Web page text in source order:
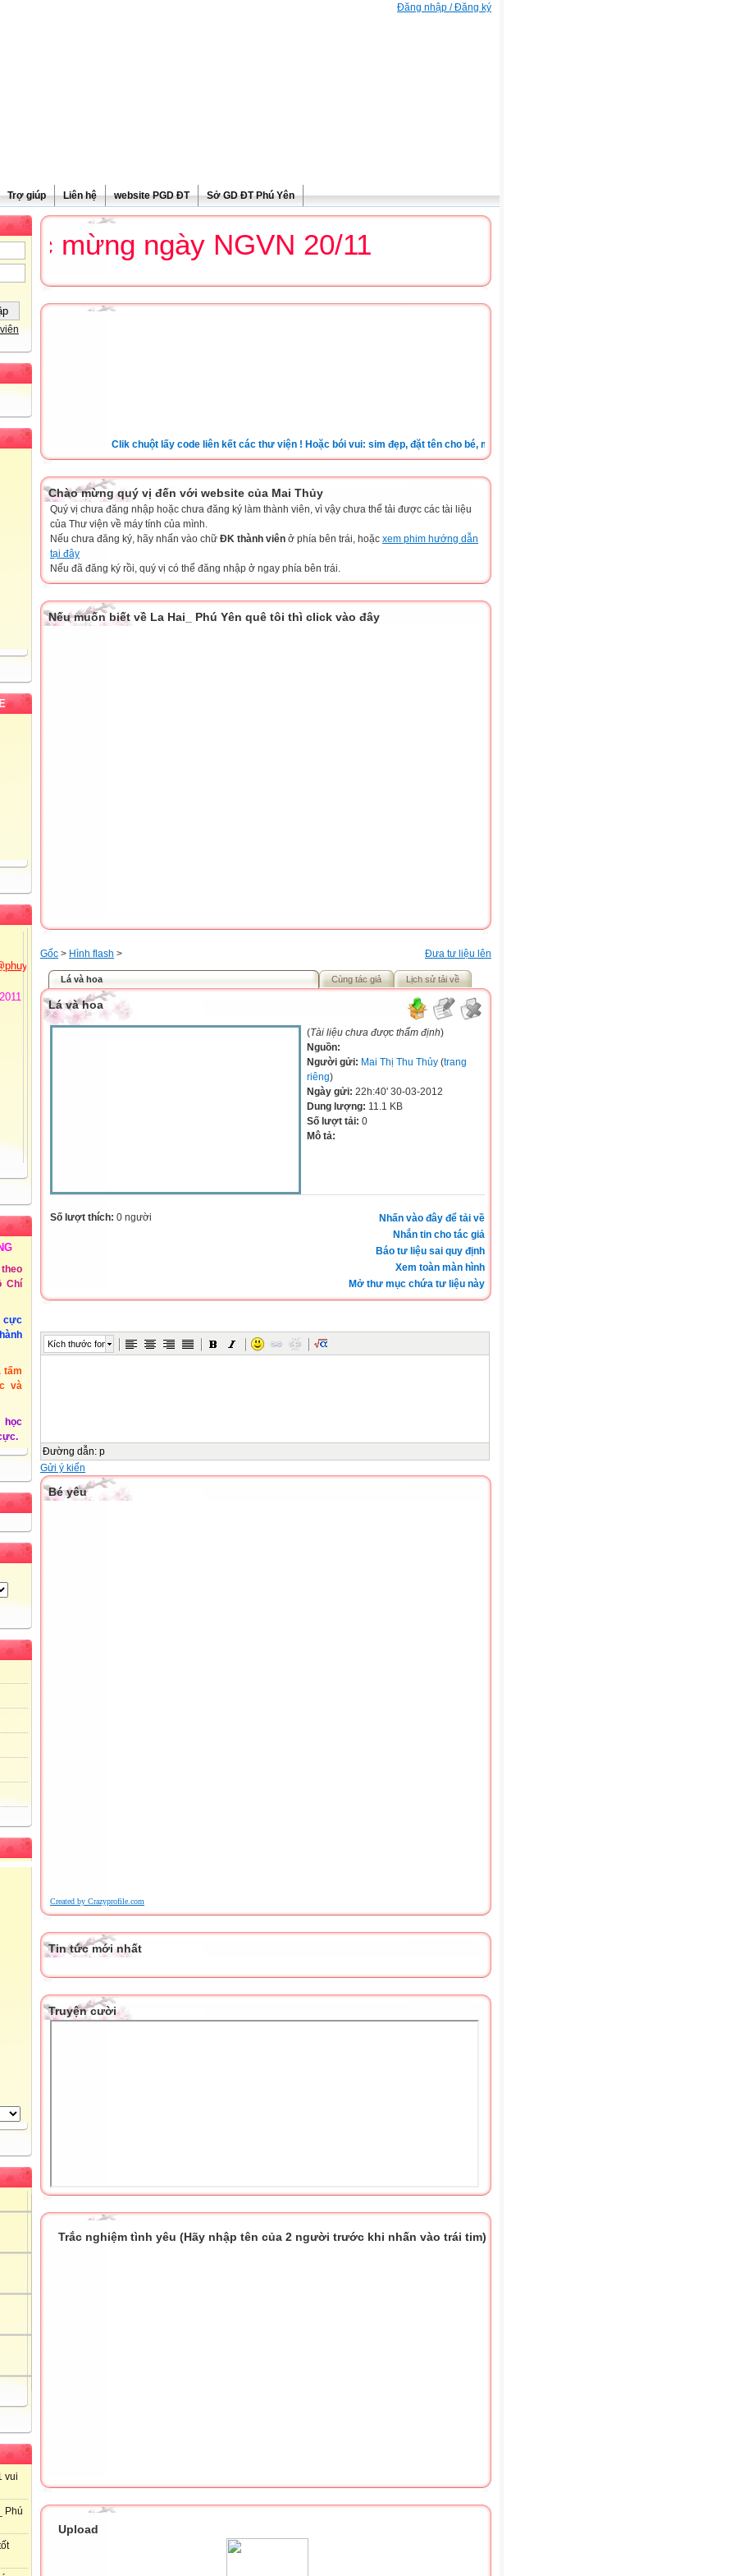
Đăng nhập / Đăng ký
Trợ giúp Liên hệ website PGD ĐT Sở GD ĐT Phú Yên
3 -
Chí
cực
tấm
và
học
vui
Phú
mừng ngày NGVN 20/11
Clik chuột lấy code liên kết các thư viện ! Hoặc bói vui: sim đẹp, đặt tên cho bé, màu sắc xe, nốt ruồi, xem tuổi.v.v.v )
Chào mừng quý vị đến với website của Mai Thủy
Quý vị chưa đăng nhập hoặc chưa đăng ký làm thành viên, vì vậy chưa thể tải được các tài liệu
của Thư viện về máy tính của mình.
Nếu chưa đăng ký, hãy nhấn vào chữ ĐK thành viên ở phía bên trái, hoặc xem phim hướng dẫn
tại đây
Nếu đã đăng ký rồi, quý vị có thể đăng nhập ở ngay phía bên trái.
Nếu muốn biết về La Hai_ Phú Yên quê tôi thì click vào đây
Đưa tư liệu lên
Gốc > Hình flash >
Lá và hoa Cùng tác giả Lịch sử tải về
Lá và hoa
(Tài liệu chưa được thẩm định)
Nguồn:
Người gửi: Mai Thị Thu Thủy (trang
riêng)
Ngày gửi: 22h:40' 30-03-2012
Dung lượng: 11.1 KB
Số lượt tải: 0
Mô tả:
Nhấn vào đây để tải về
Nhắn tin cho tác giả
Báo tư liệu sai quy định
Xem toàn màn hình
Mở thư mục chứa tư liệu này
Số lượt thích: 0 người
Kích thước font
Đường dẫn: p
Gửi ý kiến
Bé yêu
Created by Crazyprofile.com
Tin tức mới nhất
Truyện cười
Trắc nghiệm tình yêu (Hãy nhập tên của 2 người trước khi nhấn vào trái tim)
Upload